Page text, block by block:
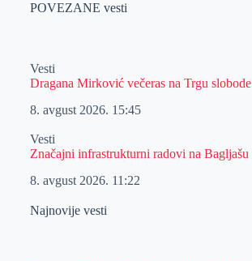
POVEZANE vesti
Vesti
Dragana Mirković večeras na Trgu slobode
8. avgust 2026. 15:45
Vesti
Značajni infrastrukturni radovi na Bagljašu
8. avgust 2026. 11:22
Najnovije vesti